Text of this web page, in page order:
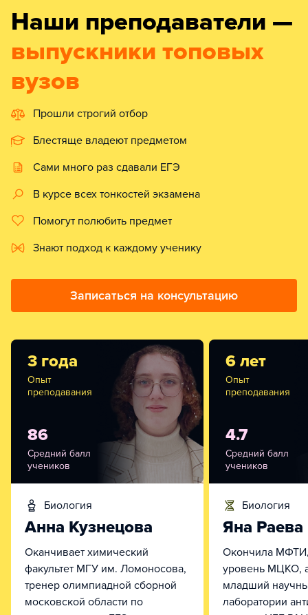
Наши преподаватели —
выпускники топовых
вузов
Прошли строгий отбор
Блестяще владеют предметом
Сами много раз сдавали ЕГЭ
В курсе всех тонкостей экзамена
Помогут полюбить предмет
Знают подход к каждому ученику
Записаться на консультацию
3 года
Опыт
преподавания
86
Средний балл
учеников
биология
Анна Кузнецова
Оканчивает химический
факультет МГУ им. Ломоносова,
тренер олимпиадной сборной
московской области по
6 лет
Опыт
преподавания
4.7
Средний балл
учеников
биология
Яна Раева
Окончила
уровень МЦКО,
младший
лаборатории